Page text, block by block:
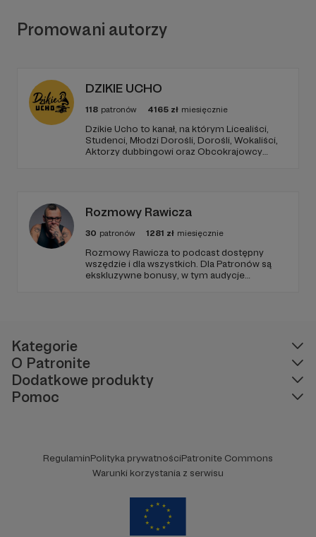
Promowani autorzy
DZIKIE UCHO
118 patronów 4165 zł miesięcznie
Dzikie Ucho to kanał, na którym Licealiści,
Studenci, Młodzi Dorośli, Dorośli, Wokaliści,
Aktorzy dubbingowi oraz Obcokrajowcy
Rozmowy Rawicza
30 patronów 1281 zł miesięcznie
Rozmowy Rawicza to podcast dostępny
wszędzie i dla wszystkich. Dla Patronów są
ekskluzywne bonusy, w tym audycje
Kategorie
O Patronite
Dodatkowe produkty
Pomoc
RegulaminPolityka prywatnościPatronite Commons
Warunki korzystania z serwisu